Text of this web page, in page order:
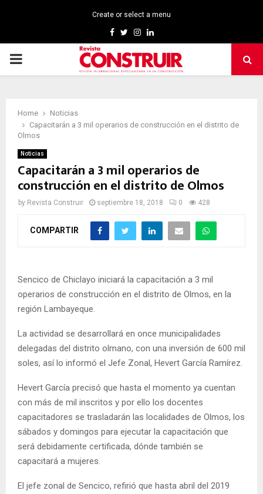
Create or select a menu
Facebook
TwitterInstagram
Linkedin
PRIMARY
Home
Noticias
Capacitarán a 3 mil operarios de construcción en el distrito de
Olmos
Noticias
Capacitarán a 3 mil operarios de
construcción en el distrito de Olmos
by Revista Construir septiembre 18, 2018 0 428
COMPARTIR
Sencico de Chiclayo iniciará la capacitación a 3 mil
operarios de construcción en el distrito de Olmos, en la
región Lambayeque.
La actividad se desarrollará en once municipalidades
delegadas del distrito olmano, con una inversión de 600 mil
soles, así lo informó el Jefe Zonal, Hevert García Ramírez.
Hevert García precisó que hasta el momento ya cuentan
con más de mil inscritos y por ello los docentes
capacitadores se trasladarán las localidades de Olmos, los
sábados y domingos para ejecutar la capacitación que
será debidamente certificada, dónde también se
capacitará a mujeres.
El jefe zonal de Sencico, refirió que hasta abril del 2019